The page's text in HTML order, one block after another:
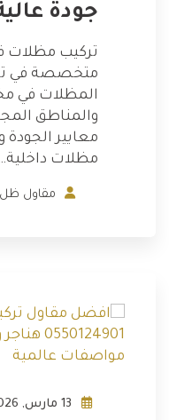
جودة
تركيب مظلات
متخصصة في
المظلات في
والمناطق
معايير الجودة
مظلات داخلية…
مقاول ظل